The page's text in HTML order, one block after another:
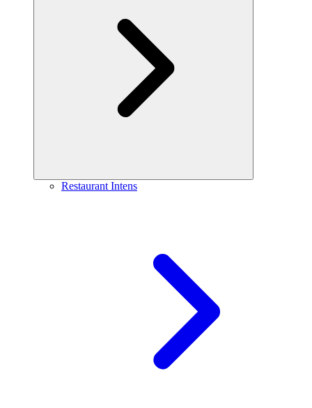
Restaurant Intens